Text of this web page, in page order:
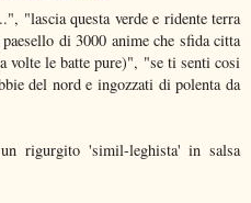
"lascia questa verde e ridente terra
di 3000 anime che sfida citta
volte le batte pure)", "se ti senti cosi
del nord e ingozzati di polenta da
rigurgito 'simil-leghista' in salsa